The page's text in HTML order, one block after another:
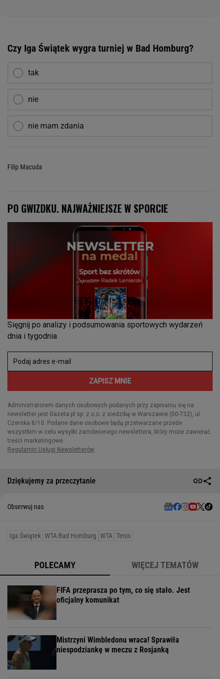
Czy Iga Świątek wygra turniej w Bad Homburg?
tak
nie
nie mam zdania
Filip Macuda
Dziękujemy za przeczytanie
Obserwuj nas
Iga Świątek WTA Bad Homburg WTA Tenis
POLECAMY WIĘCEJ TEMATÓW
FIFA przeprasza po tym, co się stało. Jest
oficjalny komunikat
Mistrzyni Wimbledonu wraca! Sprawiła
niespodziankę w meczu z Rosjanką